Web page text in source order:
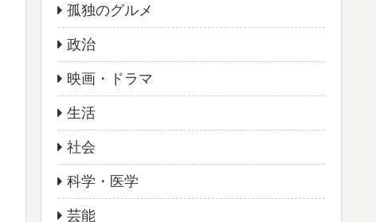
孤独のグルメ
政治
映画・ドラマ
生活
社会
科学・医学
芸能